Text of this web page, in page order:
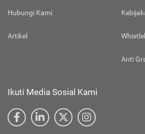
Hubungi Kami
Artikel
Anti
Ikuti Media Sosial Kami